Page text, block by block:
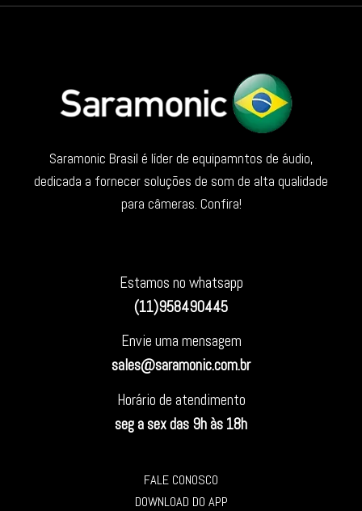
Saramonic Brasil é líder de equipamntos de áudio,
dedicada a fornecer soluções de som de alta qualidade
para câmeras. Confira!
Estamos no whatsapp
(11)958490445
Envie uma mensagem
sales@saramonic.com.br
Horário de atendimento
seg a sex das 9h às 18h
FALE CONOSCO
DOWNLOAD DO APP